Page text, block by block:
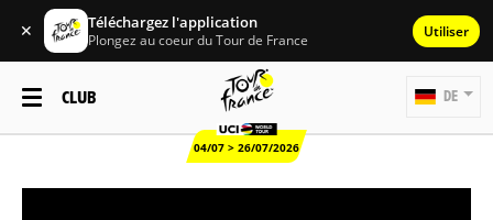
✕ Téléchargez l'application
Plongez au coeur du Tour de France Utiliser
CLUB
04/07 > 26/07/2026
DE